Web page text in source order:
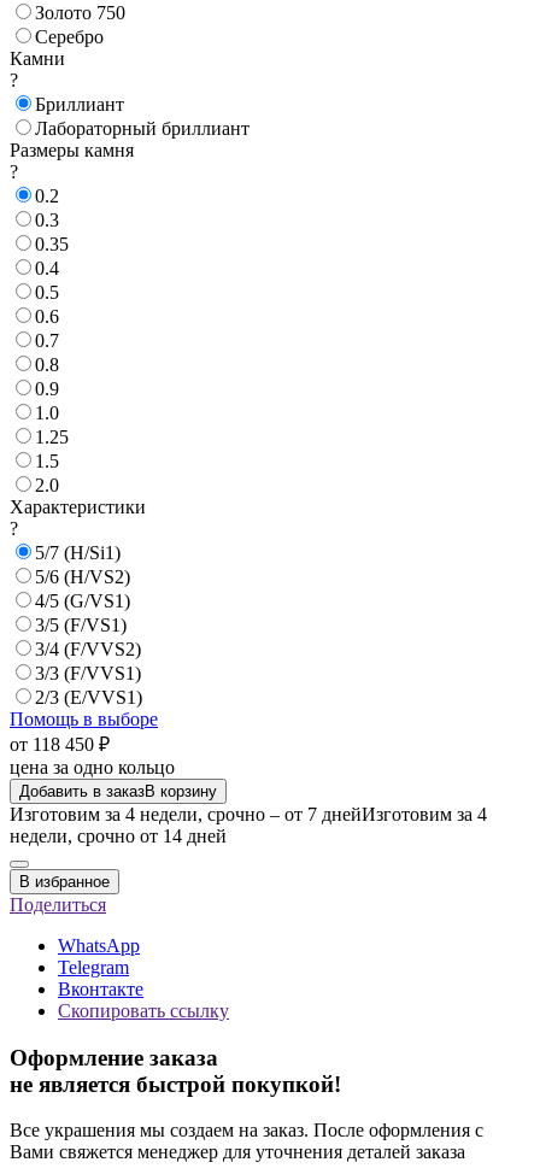
Золото 750
Серебро
Камни
?
Бриллиант
Лабораторный бриллиант
Размеры камня
?
0.2
0.3
0.35
0.4
0.5
0.6
0.7
0.8
0.9
1.0
1.25
1.5
2.0
Характеристики
?
5/7 (H/Si1)
5/6 (H/VS2)
4/5 (G/VS1)
3/5 (F/VS1)
3/4 (F/VVS2)
3/3 (F/VVS1)
2/3 (E/VVS1)
Помощь в выборе
от 118 450 ₽
цена за одно кольцо
Добавить в заказВ корзину
Изготовим за 4 недели, срочно – от 7 днейИзготовим за 4
недели, срочно от 14 дней
В избранное
Поделиться
WhatsApp
Telegram
Вконтакте
Скопировать ссылку
Оформление заказа
не является быстрой покупкой!
Все украшения мы создаем на заказ. После оформления с
Вами свяжется менеджер для уточнения деталей заказа